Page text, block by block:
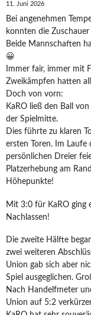
11. Juni 2026
Bei angenehmen
konnten die
Beide Mannschaften
😀
Immer fair, immer mit
Zweikämpfen hatten
Doch von vorn:
KaRO ließ den Ball
der Spielmitte.
Dies führte zu klaren
ersten Toren. Im Laufe
persönlichen Dreier
Platzerhebung am
Höhepunkte!
Mit 3:0 für KaRO ging
Nachlassen!
Die zweite Hälfte
zwei weiteren
Union gab sich aber
Spiel ausgeglichen.
Nach Handelfmeter
Union auf 5:2